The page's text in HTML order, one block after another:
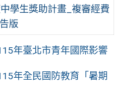
學生獎助計畫_複審經費
版
年臺北市青年國際影響
年全民國防教育「暑期